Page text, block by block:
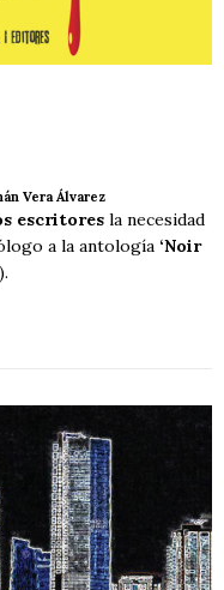
Vera Álvarez
escritores la necesidad
a la antología ‘Noir